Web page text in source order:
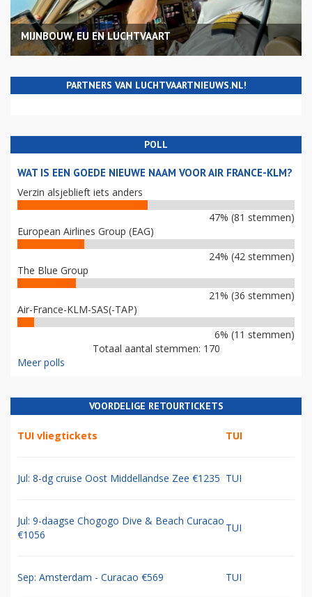
MIJNBOUW, EU EN LUCHTVAART
PARTNERS VAN LUCHTVAARTNIEUWS.NL!
POLL
WAT IS EEN GOEDE NIEUWE NAAM VOOR AIR FRANCE-KLM?
Verzin alsjeblieft iets anders
47% (81 stemmen)
European Airlines Group (EAG)
24% (42 stemmen)
The Blue Group
21% (36 stemmen)
Air-France-KLM-SAS(-TAP)
6% (11 stemmen)
Totaal aantal stemmen: 170
Meer polls
VOORDELIGE RETOURTICKETS
TUI vliegtickets TUI
Jul: 8-dg cruise Oost Middellandse Zee €1235 TUI
Jul: 9-daagse Chogogo Dive & Beach Curacao
€1056
TUI
Sep: Amsterdam - Curacao €569 TUI